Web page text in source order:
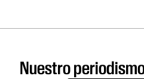
Nuestro